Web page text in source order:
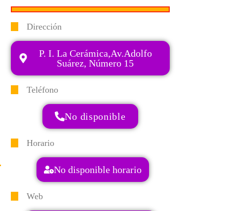
Dirección
P. I. La Cerámica,Av.Adolfo
Suárez, Número 15
Teléfono
No disponible
Horario
No disponible horario
Web